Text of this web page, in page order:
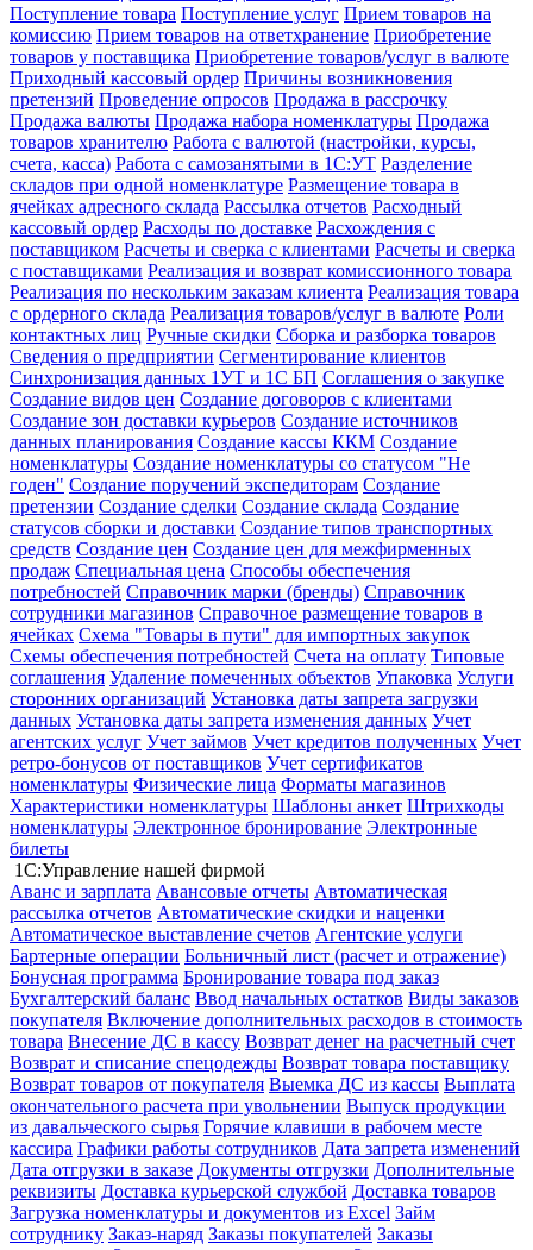
Поступление товара Поступление услуг Прием товаров на
комиссию Прием товаров на ответхранение Приобретение
товаров у поставщика Приобретение товаров/услуг в валюте
Приходный кассовый ордер Причины возникновения
претензий Проведение опросов Продажа в рассрочку
Продажа валюты Продажа набора номенклатуры Продажа
товаров хранителю Работа с валютой (настройки, курсы,
счета, касса) Работа с самозанятыми в 1С:УТ Разделение
складов при одной номенклатуре Размещение товара в
ячейках адресного склада Рассылка отчетов Расходный
кассовый ордер Расходы по доставке Расхождения с
поставщиком Расчеты и сверка с клиентами Расчеты и сверка
с поставщиками Реализация и возврат комиссионного товара
Реализация по нескольким заказам клиента Реализация товара
с ордерного склада Реализация товаров/услуг в валюте Роли
контактных лиц Ручные скидки Сборка и разборка товаров
Сведения о предприятии Сегментирование клиентов
Синхронизация данных 1УТ и 1С БП Соглашения о закупке
Создание видов цен Создание договоров с клиентами
Создание зон доставки курьеров Создание источников
данных планирования Создание кассы ККМ Создание
номенклатуры Создание номенклатуры со статусом "Не
годен" Создание поручений экспедиторам Создание
претензии Создание сделки Создание склада Создание
статусов сборки и доставки Создание типов транспортных
средств Создание цен Создание цен для межфирменных
продаж Специальная цена Способы обеспечения
потребностей Справочник марки (бренды) Справочник
сотрудники магазинов Справочное размещение товаров в
ячейках Схема "Товары в пути" для импортных закупок
Схемы обеспечения потребностей Счета на оплату Типовые
соглашения Удаление помеченных объектов Упаковка Услуги
сторонних организаций Установка даты запрета загрузки
данных Установка даты запрета изменения данных Учет
агентских услуг Учет займов Учет кредитов полученных Учет
ретро-бонусов от поставщиков Учет сертификатов
номенклатуры Физические лица Форматы магазинов
Характеристики номенклатуры Шаблоны анкет Штрихкоды
номенклатуры Электронное бронирование Электронные
билеты
1С:Управление нашей фирмой
Аванс и зарплата Авансовые отчеты Автоматическая
рассылка отчетов Автоматические скидки и наценки
Автоматическое выставление счетов Агентские услуги
Бартерные операции Больничный лист (расчет и отражение)
Бонусная программа Бронирование товара под заказ
Бухгалтерский баланс Ввод начальных остатков Виды заказов
покупателя Включение дополнительных расходов в стоимость
товара Внесение ДС в кассу Возврат денег на расчетный счет
Возврат и списание спецодежды Возврат товара поставщику
Возврат товаров от покупателя Выемка ДС из кассы Выплата
окончательного расчета при увольнении Выпуск продукции
из давальческого сырья Горячие клавиши в рабочем месте
кассира Графики работы сотрудников Дата запрета изменений
Дата отгрузки в заказе Документы отгрузки Дополнительные
реквизиты Доставка курьерской службой Доставка товаров
Загрузка номенклатуры и документов из Excel Займ
сотруднику Заказ-наряд Заказы покупателей Заказы